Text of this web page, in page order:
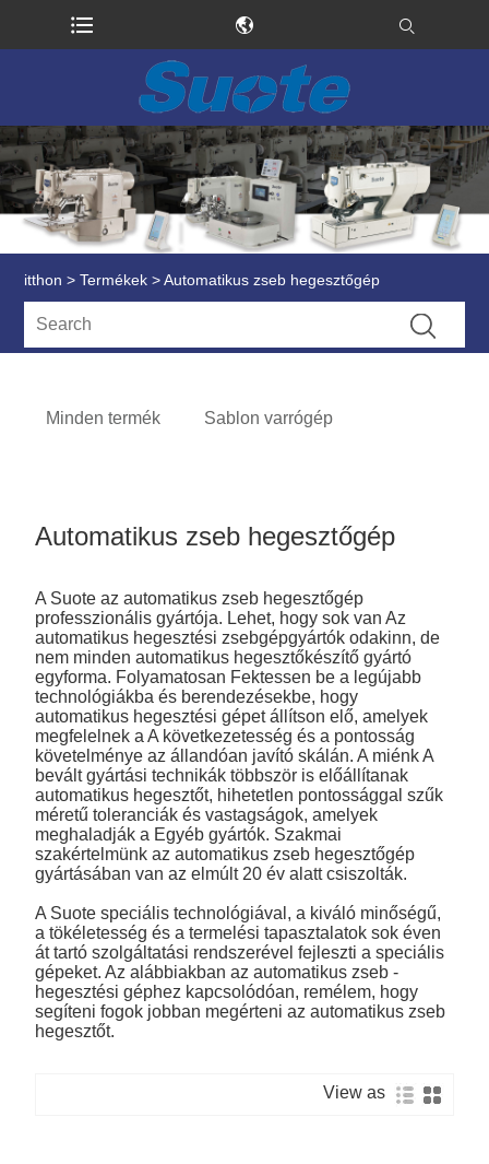
itthon > Termékek > Automatikus zseb hegesztőgép
Minden termék Sablon varrógép
Automatikus zseb hegesztőgép
A Suote az automatikus zseb hegesztőgép
professzionális gyártója. Lehet, hogy sok van Az
automatikus hegesztési zsebgépgyártók odakinn, de
nem minden automatikus hegesztőkészítő gyártó
egyforma. Folyamatosan Fektessen be a legújabb
technológiákba és berendezésekbe, hogy
automatikus hegesztési gépet állítson elő, amelyek
megfelelnek a A következetesség és a pontosság
követelménye az állandóan javító skálán. A miénk A
bevált gyártási technikák többször is előállítanak
automatikus hegesztőt, hihetetlen pontossággal szűk
méretű toleranciák és vastagságok, amelyek
meghaladják a Egyéb gyártók. Szakmai
szakértelmünk az automatikus zseb hegesztőgép
gyártásában van az elmúlt 20 év alatt csiszolták.
A Suote speciális technológiával, a kiváló minőségű,
a tökéletesség és a termelési tapasztalatok sok éven
át tartó szolgáltatási rendszerével fejleszti a speciális
gépeket. Az alábbiakban az automatikus zseb -
hegesztési géphez kapcsolódóan, remélem, hogy
segíteni fogok jobban megérteni az automatikus zseb
hegesztőt.
View as